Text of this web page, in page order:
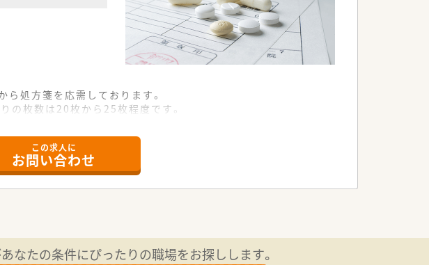
処方箋を応需しております。
の枚数は20枚から25枚程度です。
力となる方を急募しております。
を大切にできる方を求めております。
意欲がある方は大歓迎いたします。
盤と教育体制が大きな強みです。
両面で高い専門性を誇っております。
て手厚いサポートを実施しています。
この求人に
お問い合わせ
なたの条件にぴったりの職場をお探しします。